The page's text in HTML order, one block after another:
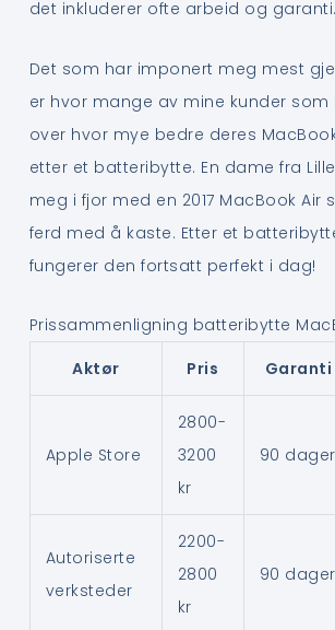
det inkluderer ofte arbeid og garanti.
Det som har imponert meg mest
er hvor mange av mine kunder som
over hvor mye bedre deres
etter et batteribytte. En dame fra
meg i fjor med en 2017 MacBook Air
ferd med å kaste. Etter et
fungerer den fortsatt perfekt i dag!
Prissammenligning batteribytte
Aktør
Pris Garanti
Apple Store
2800-
3200
kr
90 dager
Autoriserte
verksteder
2200-
2800
kr
90 dager